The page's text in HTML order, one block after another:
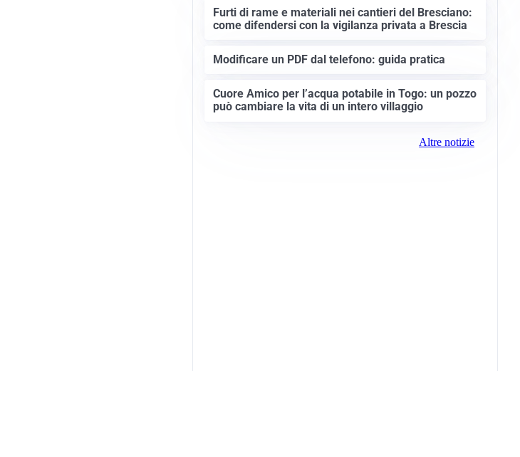
Furti di rame e materiali nei cantieri del Bresciano:
come difendersi con la vigilanza privata a Brescia
Modificare un PDF dal telefono: guida pratica
Cuore Amico per l’acqua potabile in Togo: un pozzo
può cambiare la vita di un intero villaggio
Altre notizie